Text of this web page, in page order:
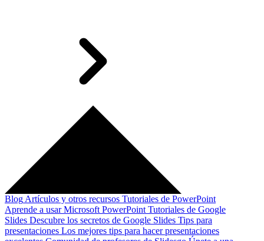
Blog Artículos y otros recursos Tutoriales de PowerPoint
Aprende a usar Microsoft PowerPoint Tutoriales de Google
Slides Descubre los secretos de Google Slides Tips para
presentaciones Los mejores tips para hacer presentaciones